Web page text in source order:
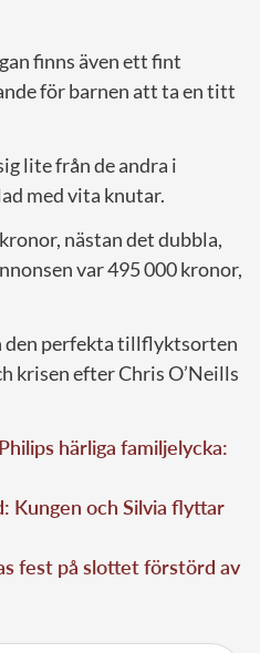
finns även ett fint
för barnen att ta en titt
lite från de andra i
med vita knutar.
nästan det dubbla,
var 495 000 kronor,
den perfekta tillflyktsorten
krisen efter Chris O’Neills
härliga familjelycka:
Kungen och Silvia flyttar
fest på slottet förstörd av